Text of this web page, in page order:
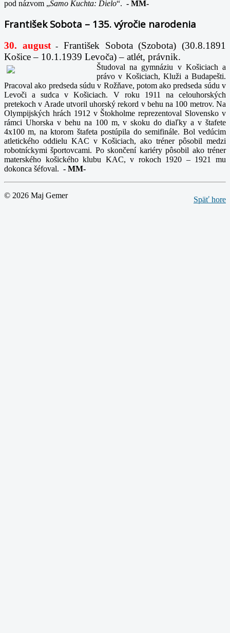
pod názvom „Samo Kuchta: Dielo“. - MM-
František Sobota – 135. výročie narodenia
30. august-
František Sobota (Szobota) (30.8.1891
Košice – 10.1.1939 Levoča) – atlét, právnik.
Študoval na gymnáziu v Košiciach a
právo v Košiciach, Kluži a Budapešti.
Pracoval ako predseda súdu v Rožňave, potom ako predseda súdu v
Levoči a sudca v Košiciach. V roku 1911 na celouhorských
pretekoch v Arade utvoril uhorský rekord v behu na 100 metrov. Na
Olympijských hrách 1912 v Štokholme reprezentoval Slovensko v
rámci Uhorska v behu na 100 m, v skoku do diaľky a v štafete
4x100 m, na ktorom štafeta postúpila do semifinále. Bol vedúcim
atletického oddielu KAC v Košiciach, ako tréner pôsobil medzi
robotníckymi športovcami. Po skončení kariéry pôsobil ako tréner
materského košického klubu KAC, v rokoch 1920 – 1921 mu
dokonca šéfoval. - MM-
Späť hore
© 2026 Maj Gemer